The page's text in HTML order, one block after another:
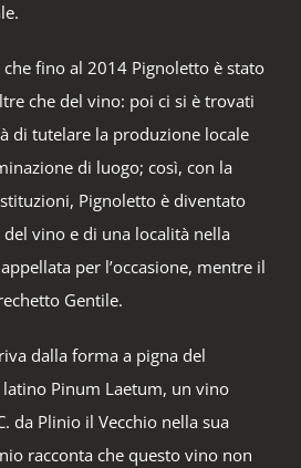
che fino al 2014 Pignoletto è stato
che del vino: poi ci si è trovati
di tutelare la produzione locale
di luogo; così, con la
Pignoletto è diventato
vino e di una località nella
per l’occasione, mentre il
Gentile.
dalla forma a pigna del
Pinum Laetum, un vino
da Plinio il Vecchio nella sua
racconta che questo vino non